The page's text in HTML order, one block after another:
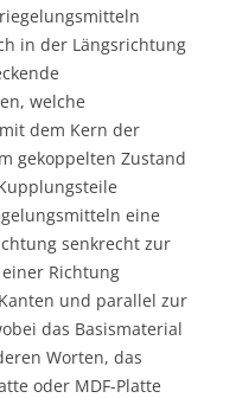
in der Längsrichtung
welche
dem Kern der
gekoppelten Zustand
eine
senkrecht zur
Richtung
und parallel zur
das Basismaterial
Worten, das
oder MDF-Platte